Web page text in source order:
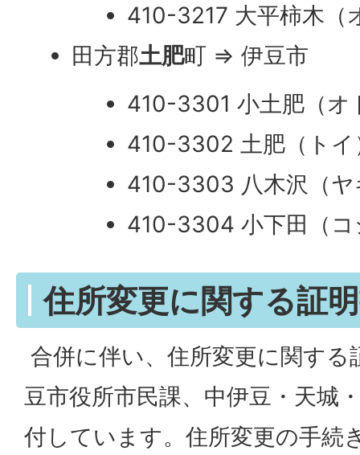
410-3217 大平柿木（
田方郡土肥町 ⇒ 伊豆市
410-3301 小土肥（オ
410-3302 土肥（トイ
410-3303 八木沢（ヤ
410-3304 小下田（コ
住所変更に関する証
合併に伴い、住所変更に関する
豆市役所市民課、中伊豆・天城
付しています。住所変更の手続